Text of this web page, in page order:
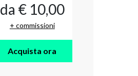
da € 10,00
+ commissioni
Acquista ora